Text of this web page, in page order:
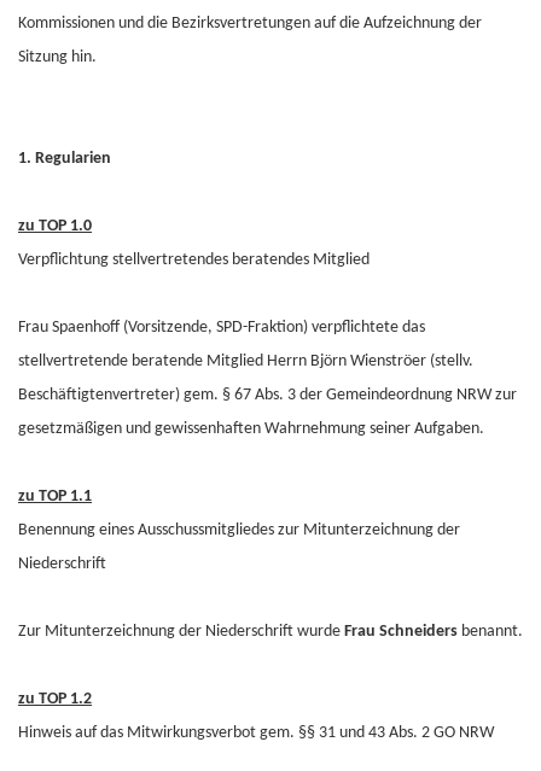
Kommissionen und die Bezirksvertretungen auf die Aufzeichnung der
Sitzung hin.
1. Regularien
zu TOP 1.0
Verpflichtung stellvertretendes beratendes Mitglied
Frau Spaenhoff (Vorsitzende, SPD-Fraktion) verpflichtete das
stellvertretende beratende Mitglied Herrn Björn Wienströer (stellv.
Beschäftigtenvertreter) gem. § 67 Abs. 3 der Gemeindeordnung NRW zur
gesetzmäßigen und gewissenhaften Wahrnehmung seiner Aufgaben.
zu TOP 1.1
Benennung eines Ausschussmitgliedes zur Mitunterzeichnung der
Niederschrift
Zur Mitunterzeichnung der Niederschrift wurde Frau Schneiders benannt.
zu TOP 1.2
Hinweis auf das Mitwirkungsverbot gem. §§ 31 und 43 Abs. 2 GO NRW